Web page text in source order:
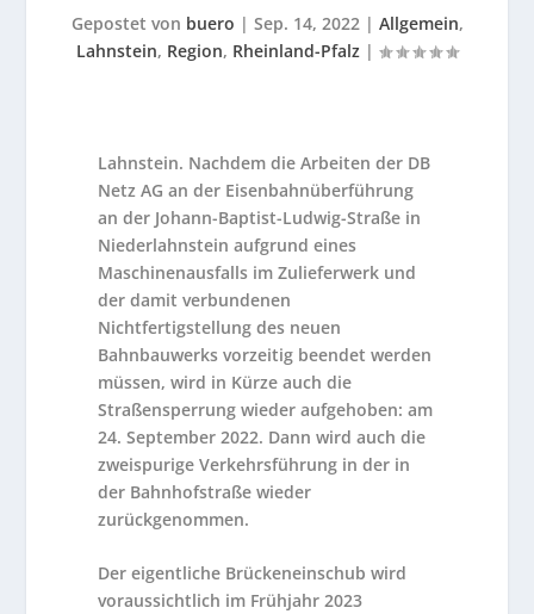
Gepostet von buero | Sep. 14, 2022| Allgemein,
Lahnstein, Region, Rheinland-Pfalz |
Lahnstein. Nachdem die Arbeiten der DB
Netz AG an der Eisenbahnüberführung
an der Johann-Baptist-Ludwig-Straße in
Niederlahnstein aufgrund eines
Maschinenausfalls im Zulieferwerk und
der damit verbundenen
Nichtfertigstellung des neuen
Bahnbauwerks vorzeitig beendet werden
müssen, wird in Kürze auch die
Straßensperrung wieder aufgehoben: am
24. September 2022. Dann wird auch die
zweispurige Verkehrsführung in der in
der Bahnhofstraße wieder
zurückgenommen.
Der eigentliche Brückeneinschub wird
voraussichtlich im Frühjahr 2023